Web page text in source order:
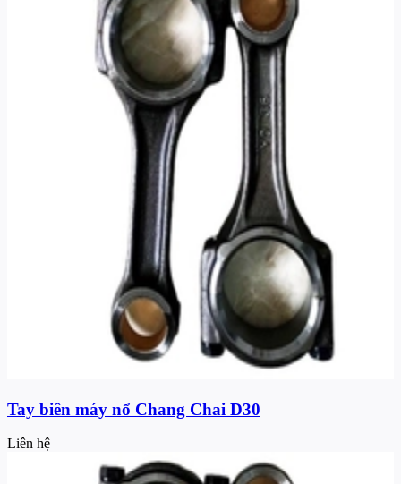
Tay biên máy nổ Chang Chai D30
Liên hệ